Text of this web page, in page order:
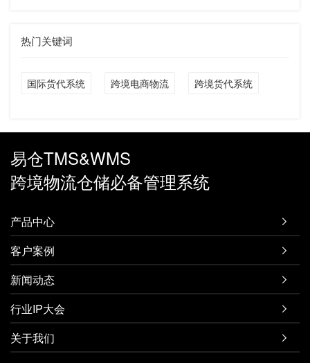
热门关键词
国际货代系统 跨境电商物流 跨境货代系统
易仓TMS&WMS
跨境物流仓储必备管理系统
产品中心 
客户案例 
新闻动态 
行业IP大会 
关于我们 